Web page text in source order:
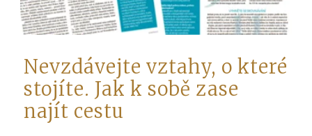
Nevzdávejte vztahy, o které
stojíte. Jak k sobě zase
najít cestu